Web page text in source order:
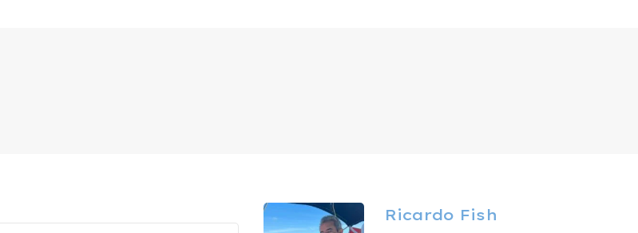
Ricardo Fish